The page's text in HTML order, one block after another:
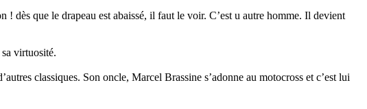
dès que le drapeau est abaissé, il faut le voir. C’est u autre homme. Il devient
virtuosité.
classiques. Son oncle, Marcel Brassine s’adonne au motocross et c’est lui